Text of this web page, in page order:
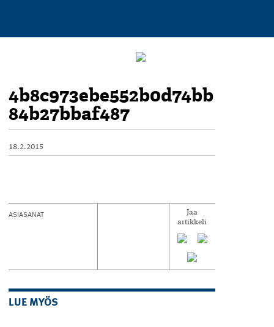
4b8c973ebe552b0d74bb
84b27bbaf487
18.2.2015
ASIASANAT
Jaa
artikkeli
LUE MYÖS